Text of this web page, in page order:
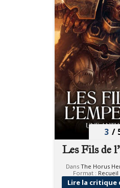
3 /
Les Fils de
Dans The Horus
Format :
Lire la critique